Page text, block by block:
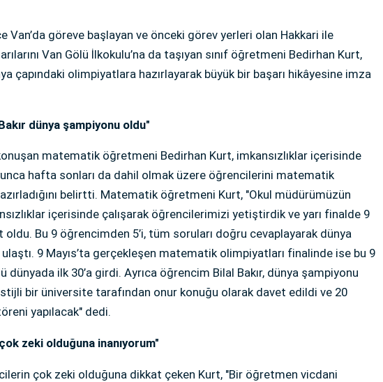
Van’da göreve başlayan ve önceki görev yerleri olan Hakkari ile
Van Gölü İlkokulu’na da taşıyan sınıf öğretmeni Bedirhan Kurt,
çapındaki olimpiyatlara hazırlayarak büyük bir başarı hikâyesine imza
dünya şampiyonu oldu"
matematik öğretmeni Bedirhan Kurt, imkansızlıklar içerisinde
hafta sonları da dahil olmak üzere öğrencilerini matematik
belirtti. Matematik öğretmeni Kurt, "Okul müdürümüzün
içerisinde çalışarak öğrencilerimizi yetiştirdik ve yarı finalde 9
Bu 9 öğrencimden 5’i, tüm soruları doğru cevaplayarak dünya
9 Mayıs’ta gerçekleşen matematik olimpiyatları finalinde ise bu 9
dünyada ilk 30’a girdi. Ayrıca öğrencim Bilal Bakır, dünya şampiyonu
bir üniversite tarafından onur konuğu olarak davet edildi ve 20
yapılacak" dedi.
zeki olduğuna inanıyorum"
çok zeki olduğuna dikkat çeken Kurt, "Bir öğretmen vicdani